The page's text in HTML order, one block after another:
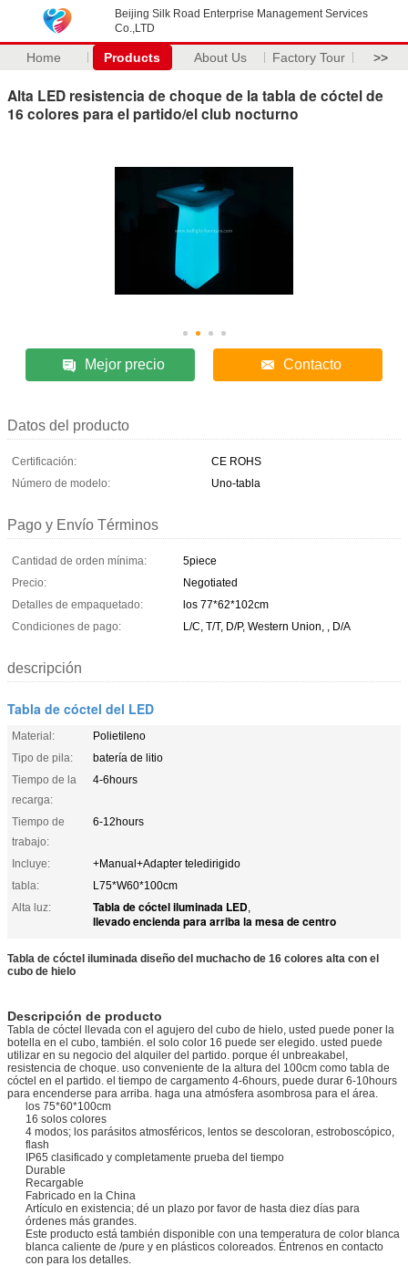
Beijing Silk Road Enterprise Management Services
Co.,LTD
Home Products About Us Factory Tour >>
Alta LED resistencia de choque de la tabla de cóctel de
16 colores para el partido/el club nocturno
Mejor precio Contacto
Datos del producto
Certificación:
CE ROHS
Número de modelo:
Uno-tabla
Pago y Envío Términos
Cantidad de orden mínima:
5piece
Precio:
Negotiated
Detalles de empaquetado:
los 77*62*102cm
Condiciones de pago:
L/C, T/T, D/P, Western Union, , D/A
descripción
Tabla de cóctel del LED
Material:
Polietileno
Tipo de pila:
batería de litio
Tiempo de la
recarga:
4-6hours
Tiempo de
trabajo:
6-12hours
Incluye:
+Manual+Adapter teledirigido
tabla:
L75*W60*100cm
Alta luz:
Tabla de cóctel iluminada LED,
llevado encienda para arriba la mesa de centro
Tabla de cóctel iluminada diseño del muchacho de 16 colores alta con el
cubo de hielo
Descripción de producto
Tabla de cóctel llevada con el agujero del cubo de hielo, usted puede poner la
botella en el cubo, también. el solo color 16 puede ser elegido. usted puede
utilizar en su negocio del alquiler del partido. porque él unbreakabel,
resistencia de choque. uso conveniente de la altura del 100cm como tabla de
cóctel en el partido. el tiempo de cargamento 4-6hours, puede durar 6-10hours
para encenderse para arriba. haga una atmósfera asombrosa para el área.
los 75*60*100cm
16 solos colores
4 modos; los parásitos atmosféricos, lentos se descoloran, estroboscópico,
flash
IP65 clasificado y completamente prueba del tiempo
Durable
Recargable
Fabricado en la China
Artículo en existencia; dé un plazo por favor de hasta diez días para
órdenes más grandes.
Este producto está también disponible con una temperatura de color blanca
blanca caliente de /pure y en plásticos coloreados. Éntrenos en contacto
con para los detalles.